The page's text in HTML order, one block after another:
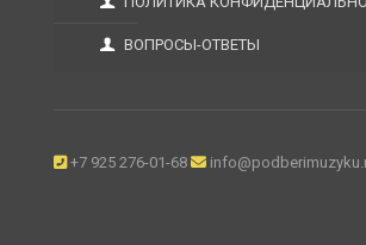
ВОПРОСЫ-ОТВЕТЫ
+7 925 276-01-68